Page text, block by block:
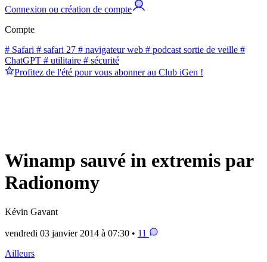
Connexion ou création de compte
Compte
# Safari # safari 27 # navigateur web # podcast sortie de veille #
ChatGPT # utilitaire # sécurité
Profitez de l'été pour vous abonner au Club iGen !
Winamp sauvé in extremis par
Radionomy
Kévin Gavant
vendredi 03 janvier 2014 à 07:30 • 11
Ailleurs